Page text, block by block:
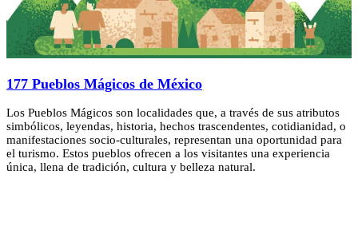
177 Pueblos Mágicos de México
Los Pueblos Mágicos son localidades que, a través de sus atributos
simbólicos, leyendas, historia, hechos trascendentes, cotidianidad, o
manifestaciones socio-culturales, representan una oportunidad para
el turismo. Estos pueblos ofrecen a los visitantes una experiencia
única, llena de tradición, cultura y belleza natural.